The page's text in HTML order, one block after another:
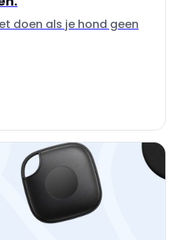
doen als je hond geen